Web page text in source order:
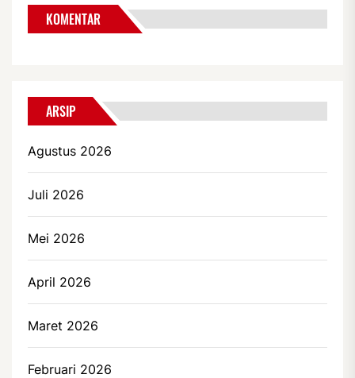
KOMENTAR
ARSIP
Agustus 2026
Juli 2026
Mei 2026
April 2026
Maret 2026
Februari 2026